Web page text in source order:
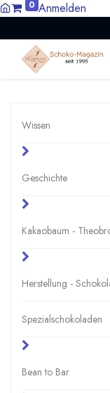
0 Anmelden
Wissen
Geschichte
Kakaobaum -
Herstellung -
Spezialschokoladen
Bean to Bar